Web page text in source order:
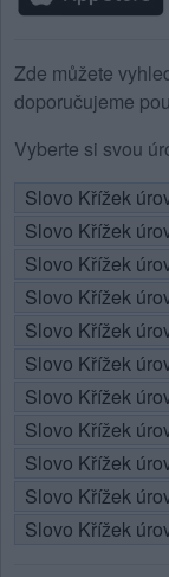
Zde můžete
doporučujeme
Vyberte si svou
Slovo Křížek
Slovo Křížek
Slovo Křížek
Slovo Křížek
Slovo Křížek
Slovo Křížek
Slovo Křížek
Slovo Křížek
Slovo Křížek
Slovo Křížek
Slovo Křížek